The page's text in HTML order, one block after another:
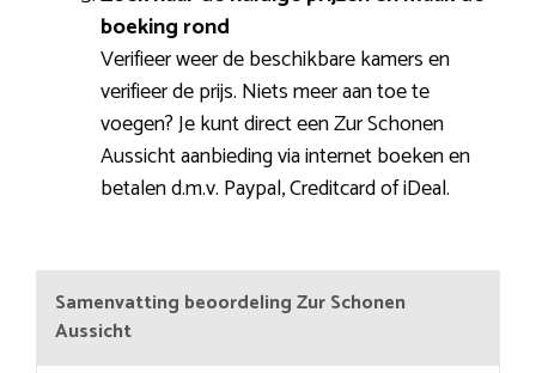
boeking rond
Verifieer weer de beschikbare kamers en
verifieer de prijs. Niets meer aan toe te
voegen? Je kunt direct een Zur Schonen
Aussicht aanbieding via internet boeken en
betalen d.m.v. Paypal, Creditcard of iDeal.
Samenvatting beoordeling Zur Schonen
Aussicht